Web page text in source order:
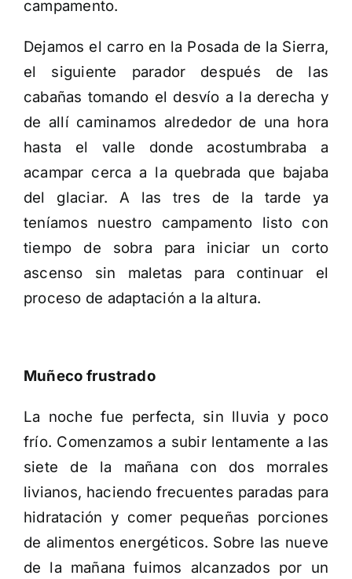
campamento.
Dejamos el carro en la Posada de la Sierra,
el siguiente parador después de las
cabañas tomando el desvío a la derecha y
de allí caminamos alrededor de una hora
hasta el valle donde acostumbraba a
acampar cerca a la quebrada que bajaba
del glaciar. A las tres de la tarde ya
teníamos nuestro campamento listo con
tiempo de sobra para iniciar un corto
ascenso sin maletas para continuar el
proceso de adaptación a la altura.
Muñeco frustrado
La noche fue perfecta, sin lluvia y poco
frío. Comenzamos a subir lentamente a las
siete de la mañana con dos morrales
livianos, haciendo frecuentes paradas para
hidratación y comer pequeñas porciones
de alimentos energéticos. Sobre las nueve
de la mañana fuimos alcanzados por un